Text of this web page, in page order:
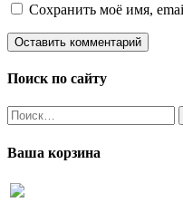
Сохранить моё имя,
Поиск по сайту
Найти:
Ваша корзина